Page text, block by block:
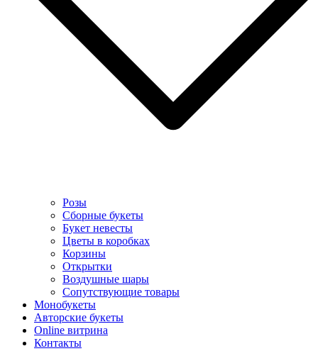
Розы
Сборные букеты
Букет невесты
Цветы в коробках
Корзины
Открытки
Воздушные шары
Сопутствующие товары
Монобукеты
Авторские букеты
Online витрина
Контакты